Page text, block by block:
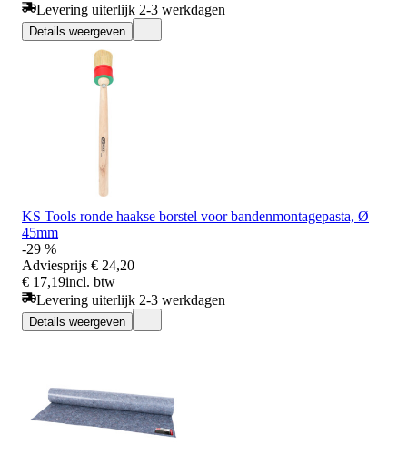
Levering uiterlijk 2-3 werkdagen
Details weergeven
KS Tools ronde haakse borstel voor bandenmontagepasta, Ø
45mm
-29 %
Adviesprijs € 24,20
€ 17,19incl. btw
Levering uiterlijk 2-3 werkdagen
Details weergeven